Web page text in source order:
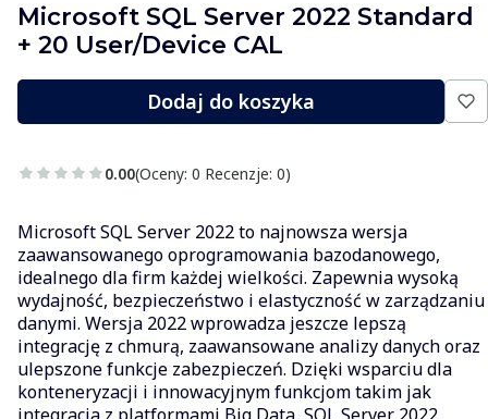
Microsoft SQL Server 2022 Standard
+ 20 User/Device CAL
Dodaj do koszyka
0.00(Oceny: 0 Recenzje: 0)
Microsoft SQL Server 2022 to najnowsza wersja
zaawansowanego oprogramowania bazodanowego,
idealnego dla firm każdej wielkości. Zapewnia wysoką
wydajność, bezpieczeństwo i elastyczność w zarządzaniu
danymi. Wersja 2022 wprowadza jeszcze lepszą
integrację z chmurą, zaawansowane analizy danych oraz
ulepszone funkcje zabezpieczeń. Dzięki wsparciu dla
konteneryzacji i innowacyjnym funkcjom takim jak